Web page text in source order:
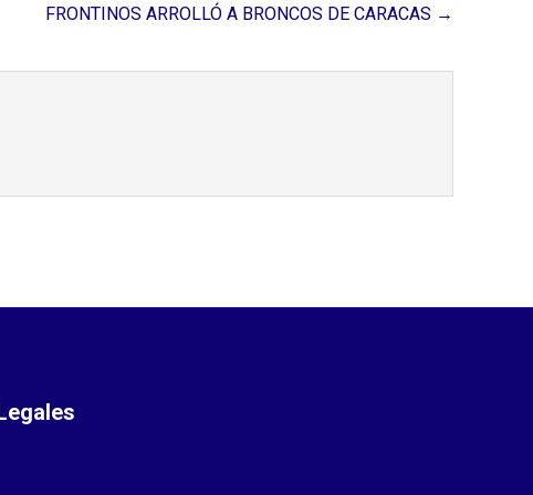
FRONTINOS ARROLLÓ A BRONCOS DE CARACAS →